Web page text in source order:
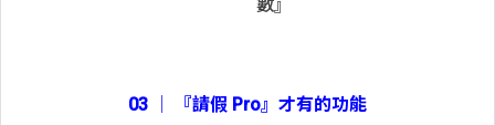
數』
03 │ 『請假 Pro』才有的功能